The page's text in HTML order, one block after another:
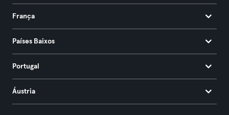
França
Países Baixos
Portugal
Áustria